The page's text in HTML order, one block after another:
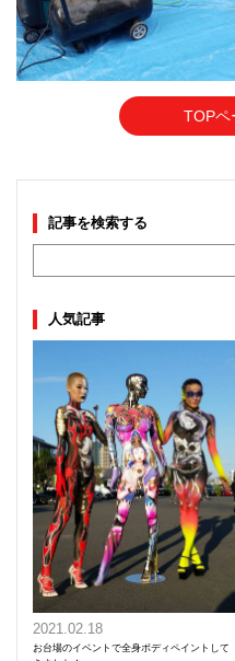
TOPペ
記事を検索する
人気記事
2021.02.18
お台場のイベントで全身ボディペイントして